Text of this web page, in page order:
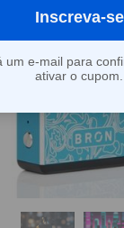
Inscreva-se
um e-mail para
ativar o cupom.